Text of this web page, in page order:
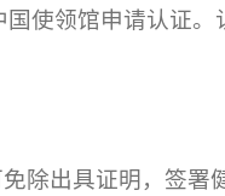
使领馆申请认证。
除出具证明，签署